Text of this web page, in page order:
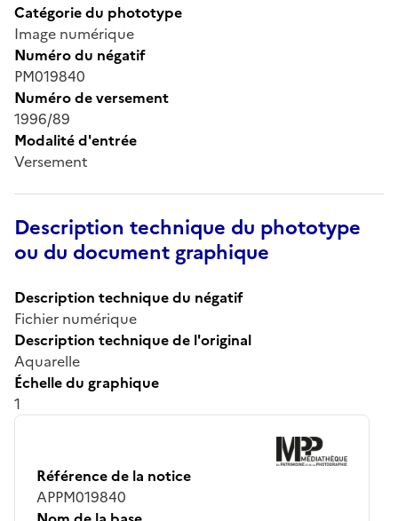
Catégorie du phototype
Image numérique
Numéro du négatif
PM019840
Numéro de versement
1996/89
Modalité d'entrée
Versement
Description technique du phototype
ou du document graphique
Description technique du négatif
Fichier numérique
Description technique de l'original
Aquarelle
Échelle du graphique
1
Référence de la notice
APPM019840